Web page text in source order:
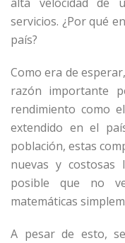
servicios. ¿Por qué
país?
Como era de
razón importante
rendimiento como
extendido en el
población, estas
nuevas y
posible que no
matemáticas
A pesar de esto,